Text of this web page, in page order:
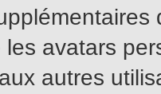
avatars
aux autres